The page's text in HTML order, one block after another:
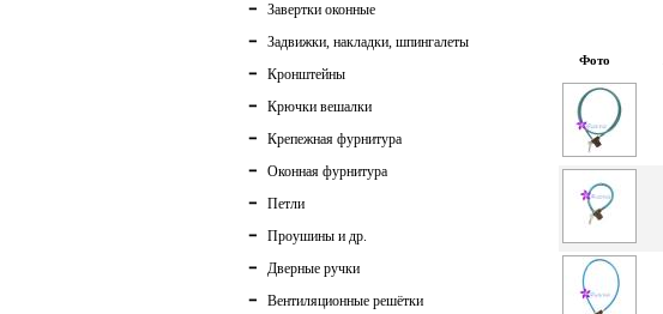
Завертки оконные
Задвижки, накладки, шпингалеты
Кронштейны
Крючки вешалки
Крепежная фурнитура
Оконная фурнитура
Петли
Проушины и др.
Дверные ручки
Вентиляционные решётки
Фото